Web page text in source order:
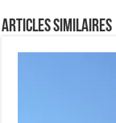
Articles similaires